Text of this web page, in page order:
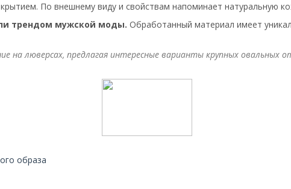
По внешнему виду и свойствам напоминает натуральную
трендом мужской моды. Обработанный материал имеет
на люверсах, предлагая интересные варианты крупных овальных
образа